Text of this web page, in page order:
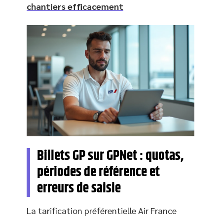
chantiers efficacement
Billets GP sur GPNet : quotas,
périodes de référence et
erreurs de saisie
La tarification préférentielle Air France